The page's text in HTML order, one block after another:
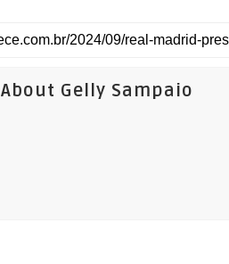
About Gelly Sampaio